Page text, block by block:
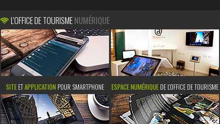
L'OFFICE DE TOURISMENUMÉRIQUE
SITE ETAPPLICATION POUR SMARTPHONE ESPACE NUMÉRIQUE DE L'OFFICE DE TOURISME